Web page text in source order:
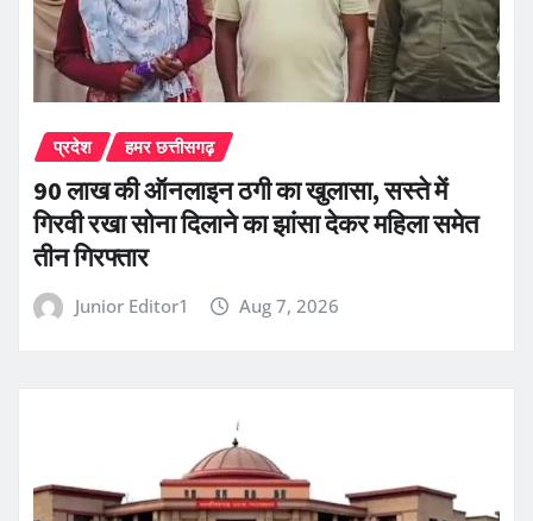
प्रदेश हमर छत्तीसगढ़
90 लाख की ऑनलाइन ठगी का खुलासा, सस्ते में
गिरवी रखा सोना दिलाने का झांसा देकर महिला समेत
तीन गिरफ्तार
Junior Editor1 Aug 7, 2026